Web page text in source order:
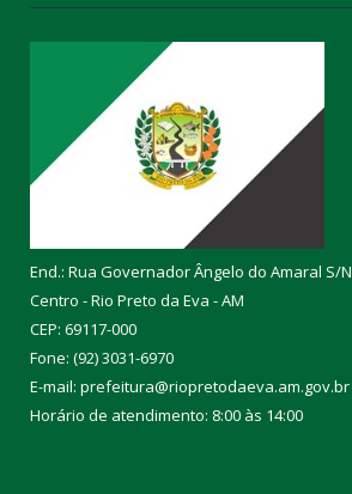
End.: Rua Governador Ângelo do Amaral S/N
Centro - Rio Preto da Eva - AM
CEP: 69117-000
Fone: (92) 3031-6970
E-mail: prefeitura@riopretodaeva.am.gov.br
Horário de atendimento: 8:00 às 14:00